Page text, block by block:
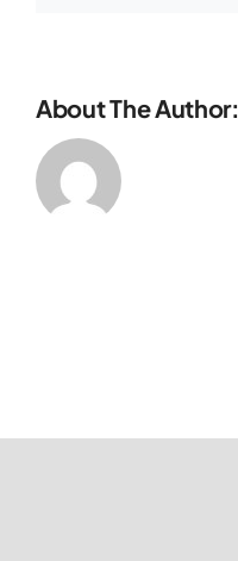
About The Author: